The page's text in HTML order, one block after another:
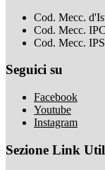
Cod. Mecc.
Cod. Mecc.
Cod. Mecc.
Seguici su
Facebook
Youtube
Instagram
Sezione Link